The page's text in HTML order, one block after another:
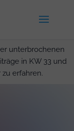
unterbrochenen
in KW 33 und
erfahren.